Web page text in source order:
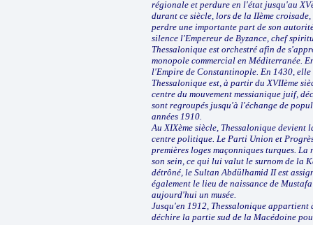
régionale et perdure en l'état jusqu'au
durant ce siècle, lors de la IIème
perdre une importante part de son
silence l'Empereur de Byzance, chef
Thessalonique est orchestré afin de
monopole commercial en Méditerranée.
l'Empire de Constantinople. En 1430,
Thessalonique est, à partir du XVIIème
centre du mouvement messianique juif,
sont regroupés jusqu'à l'échange de
années 1910.
Au XIXème siècle, Thessalonique
centre politique. Le Parti Union et
premières loges maçonniques turques.
son sein, ce qui lui valut le surnom de la
détrôné, le Sultan Abdülhamid II est
également le lieu de naissance de
aujourd'hui un musée.
Jusqu'en 1912, Thessalonique
déchire la partie sud de la Macédoine